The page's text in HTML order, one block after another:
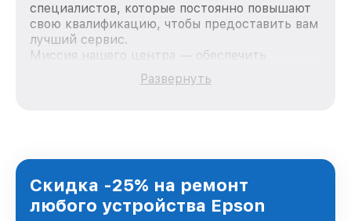
специалистов, которые постоянно повышают
свою квалификацию, чтобы предоставить вам
лучший сервис.
Миссия нашего центра — обеспечить
качественный и доступный ремонт для
каждого пользователя продукции Epson, вне
Санкт-Петербурге, постоянно повышая
уровень доверия и лояльности наших
клиентов.
Развернуть
Скидка -25% на ремонт
любого устройства Epson